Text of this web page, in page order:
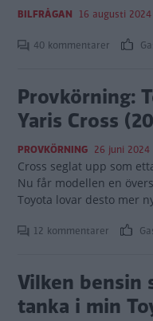
BILFRÅGAN 16 augusti 2024
40 kommentarer
Provkörning:
Yaris Cross
PROVKÖRNING 26 juni 2024
Cross seglat upp som
Nu får modellen en
Toyota lovar desto mer
12 kommentarer
Vilken bensin
tanka i min